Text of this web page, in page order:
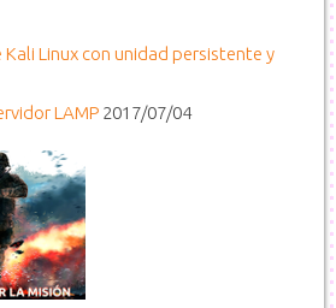
Kali Linux con unidad persistente y
LAMP 2017/07/04